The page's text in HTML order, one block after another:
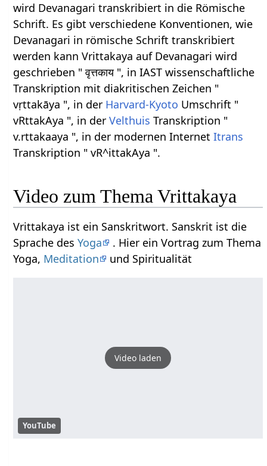
wird Devanagari transkribiert in die Römische
Schrift. Es gibt verschiedene Konventionen, wie
Devanagari in römische Schrift transkribiert
werden kann Vrittakaya auf Devanagari wird
geschrieben " वृत्तकाय ", in IAST wissenschaftliche
Transkription mit diakritischen Zeichen "
vṛttakāya ", in der Harvard-Kyoto Umschrift "
vRttakAya ", in derVelthuis Transkription "
v.rttakaaya ", in der modernen InternetItrans
Transkription " vR^ittakAya ".
Video zum Thema Vrittakaya
Vrittakaya ist ein Sanskritwort. Sanskrit ist die
Sprache desYoga
. Hier ein Vortrag zum Thema
Yoga, Meditation und Spiritualität
Video laden
YouTube